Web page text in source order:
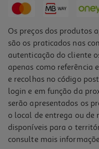
Picadora Com
Os preços dos produtos
são os praticados nas
autenticação do cliente
apenas como referência
e recolhas no código
login e em função da
serão apresentados os
o local de entrega ou de
disponíveis para o
consulte mais